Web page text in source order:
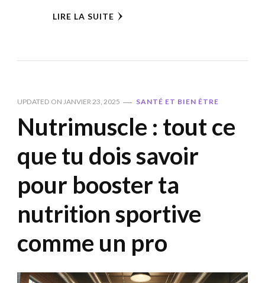
LIRE LA SUITE
UPDATED ON JANVIER 23, 2025 SANTÉ ET BIEN ÊTRE
Nutrimuscle : tout ce
que tu dois savoir
pour booster ta
nutrition sportive
comme un pro